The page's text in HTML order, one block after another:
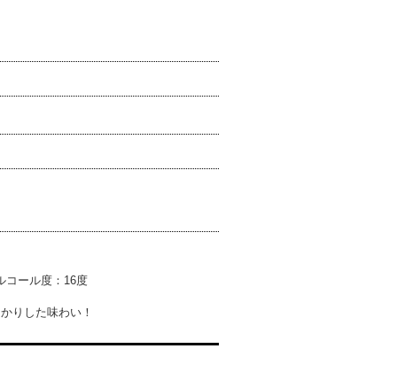
コール度：16度
りした味わい！